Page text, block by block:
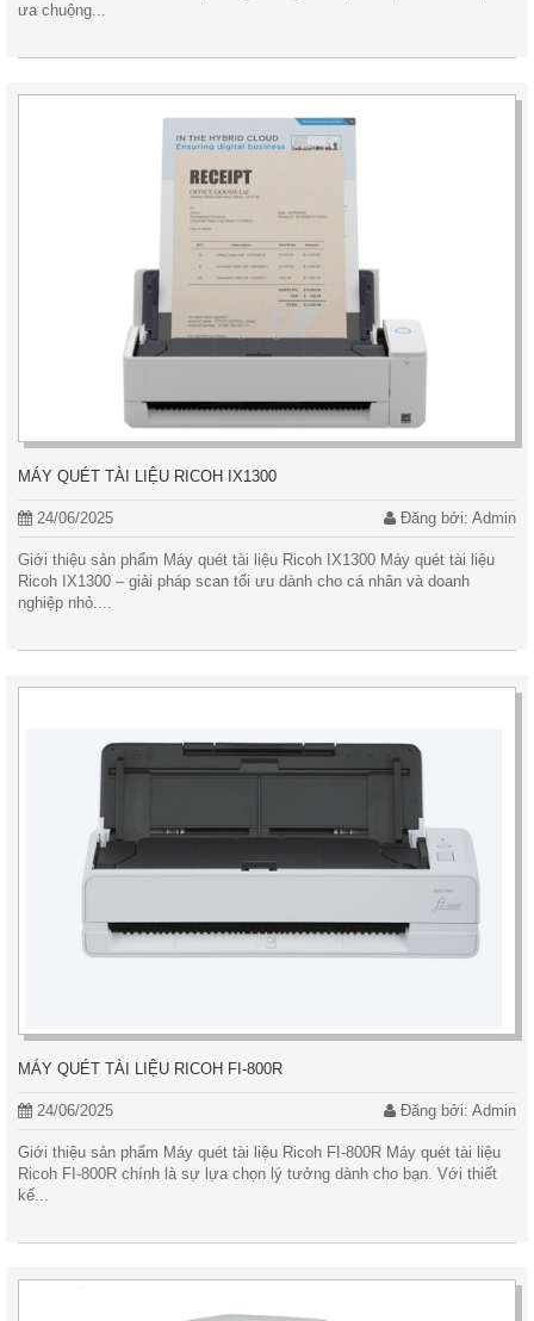
ưa chuộng...
MÁY QUÉT TÀI LIỆU RICOH IX1300
24/06/2025 Đăng bởi: Admin
Giới thiệu sản phẩm Máy quét tài liệu Ricoh IX1300 Máy quét tài liệu
Ricoh IX1300 – giải pháp scan tối ưu dành cho cá nhân và doanh
nghiệp nhỏ....
MÁY QUÉT TÀI LIỆU RICOH FI-800R
24/06/2025 Đăng bởi: Admin
Giới thiệu sản phẩm Máy quét tài liệu Ricoh FI-800R Máy quét tài liệu
Ricoh FI-800R chính là sự lựa chọn lý tưởng dành cho bạn. Với thiết
kế...